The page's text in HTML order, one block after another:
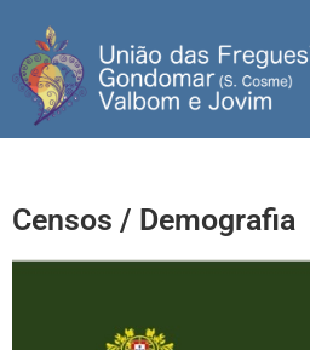
Censos / Demografia